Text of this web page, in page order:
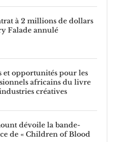
à 2 millions de dollars
Falade annulé
et opportunités pour les
africains du livre
créatives
dévoile la bande-
de « Children of Blood